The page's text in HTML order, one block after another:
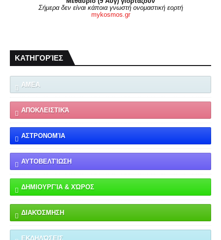
Σήμερα δεν είναι κάποια γνωστή ονομαστική εορτή
mykosmos.gr
ΚΑΤΗΓΟΡΊΕΣ
ΑΜΕΑ
ΑΠΟΚΛΕΙΣΤΙΚΆ
ΑΣΤΡΟΝΟΜΊΑ
ΑΥΤΟΒΕΛΤΊΩΣΗ
ΔΗΜΙΟΥΡΓΊΑ & ΧΏΡΟΣ
ΔΙΑΚΌΣΜΗΣΗ
ΕΚΔΗΛΏΣΕΙΣ